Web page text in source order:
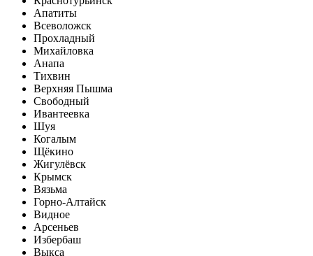
Апатиты
Всеволожск
Прохладный
Михайловка
Анапа
Тихвин
Верхняя Пышма
Свободный
Ивантеевка
Шуя
Когалым
Щёкино
Жигулёвск
Крымск
Вязьма
Горно-Алтайск
Видное
Арсеньев
Избербаш
Выкса